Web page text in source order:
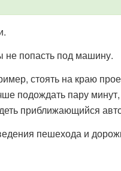
не попасть под машину.
стоять на краю
подождать пару минут,
приближающийся
пешехода и